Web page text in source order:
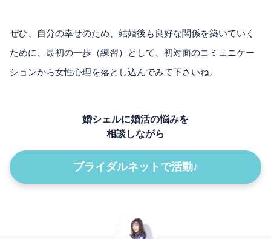
ぜひ、自分の幸せのため、結婚後も良好な関係を築いていく
ために、最初の一歩（練習）として、初対面のコミュニケー
ションから女性心理を落とし込んでみて下さいね。
婚シェルに婚活の悩みを
相談しながら
ブライダルネットで活動♪